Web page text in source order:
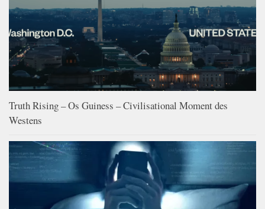
Truth Rising – Os Guiness – Civilisational Moment des
Westens